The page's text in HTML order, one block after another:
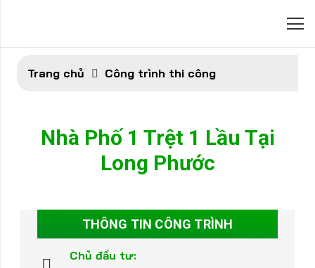
Trang chủ Công trình thi công
Nhà Phố 1 Trệt 1 Lầu Tại
Long Phước
THÔNG TIN CÔNG TRÌNH
Chủ đầu tư: